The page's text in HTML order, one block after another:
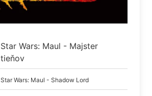
Star Wars: Maul - Majster
tieňov
Star Wars: Maul - Shadow Lord